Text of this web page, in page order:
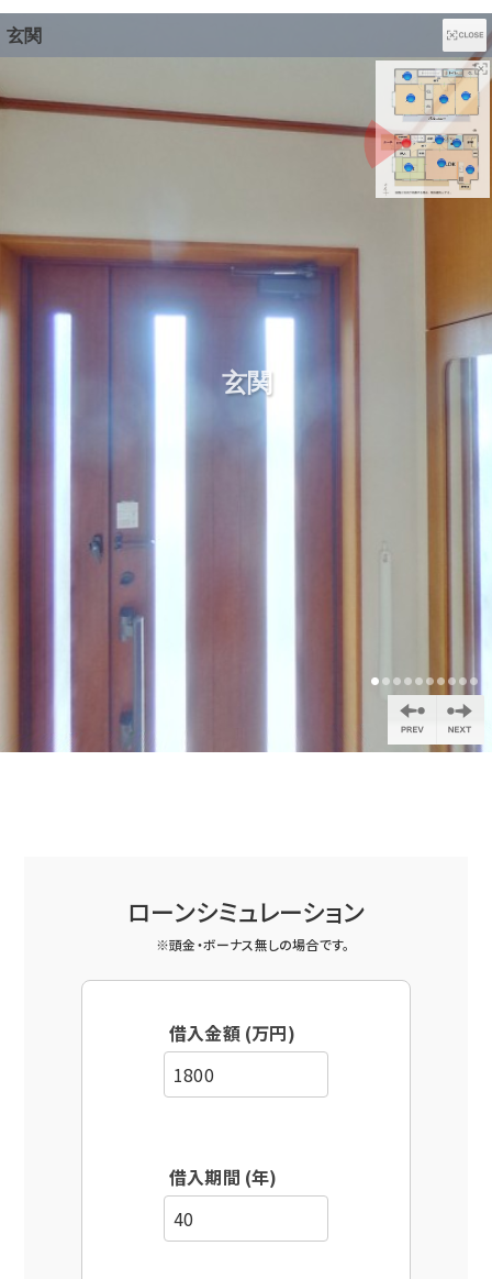
ローンシミュレーション
※頭金・ボーナス無しの場合です。
借入金額 (万円)
借入期間 (年)